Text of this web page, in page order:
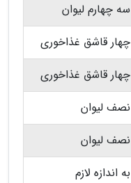
سه چهارم لیوان
چهار قاشق غذاخوری
چهار قاشق غذاخوری
نصف لیوان
نصف لیوان
به اندازه لازم